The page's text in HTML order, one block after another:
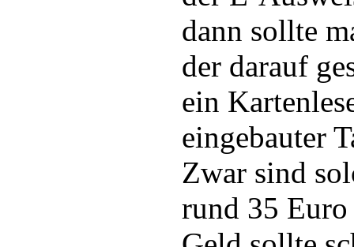
dann sollte
der darauf
ein
eingebauter
Zwar sind
rund 35 Euro